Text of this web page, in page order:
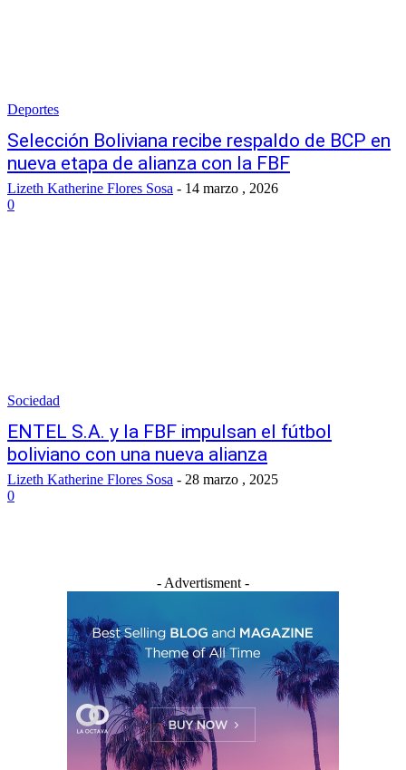
Deportes
Selección Boliviana recibe respaldo de BCP en
nueva etapa de alianza con la FBF
Lizeth Katherine Flores Sosa - 14 marzo , 2026
0
Sociedad
ENTEL S.A. y la FBF impulsan el fútbol
boliviano con una nueva alianza
Lizeth Katherine Flores Sosa - 28 marzo , 2025
0
- Advertisment -